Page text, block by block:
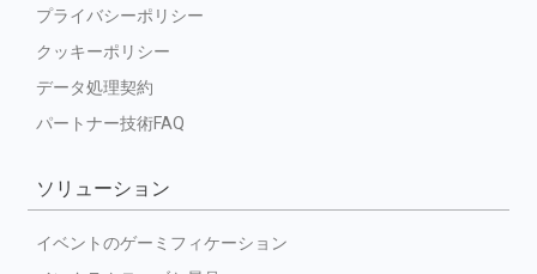
プライバシーポリシー
クッキーポリシー
データ処理契約
パートナー技術FAQ
ソリューション
イベントのゲーミフィケーション